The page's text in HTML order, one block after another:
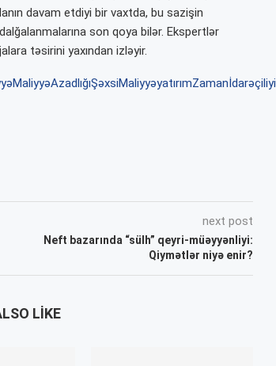
davam etdiyi bir vaxtda, bu sazişin
son qoya bilər. Ekspertlər
təsirini yaxından izləyir.
MaliyyəAzadlığıŞəxsiMaliyyəyatırımZamanİdarəçiliyi
next post
Neft bazarında “sülh” qeyri-müəyyənliyi:
Qiymətlər niyə enir?
LIKE